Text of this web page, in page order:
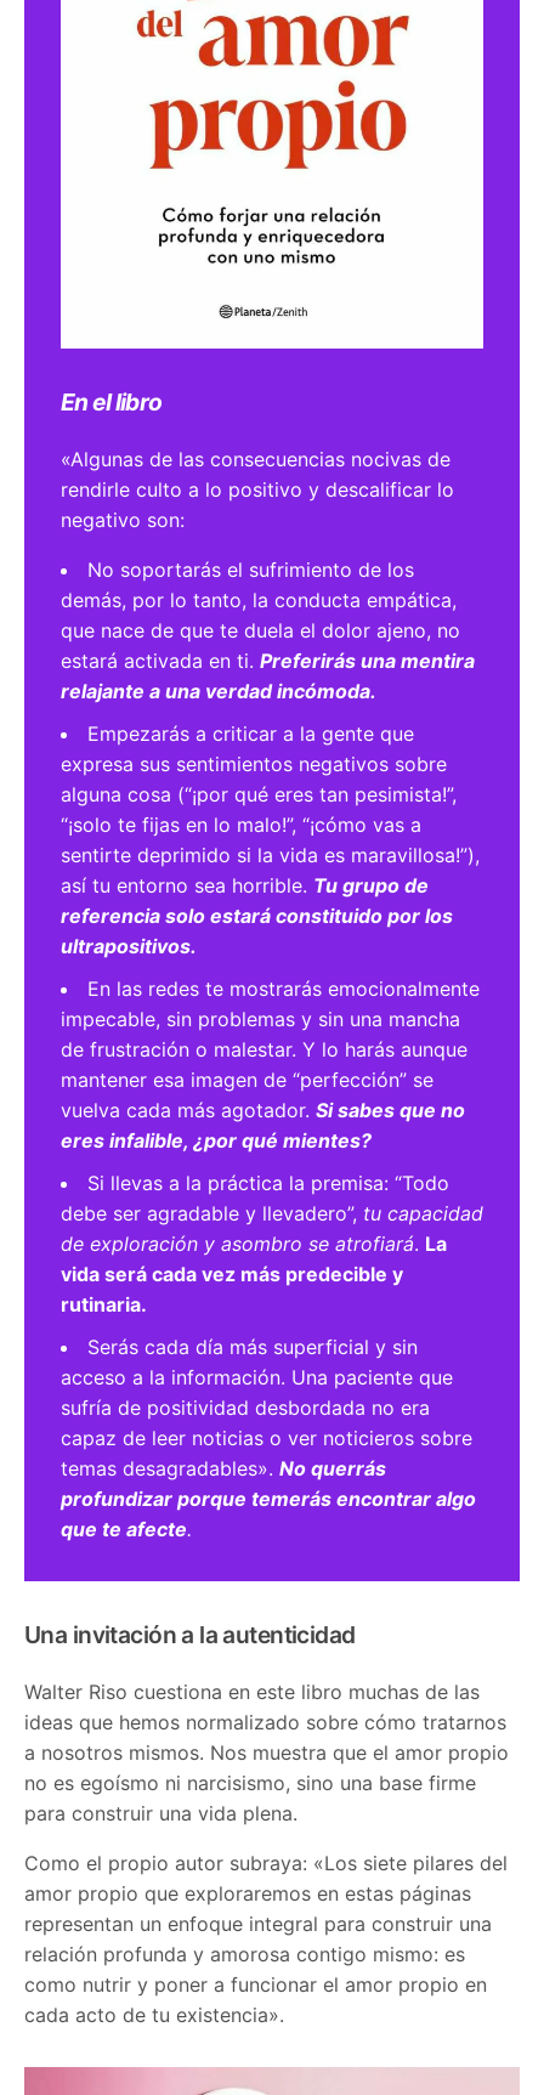
En el libro
«Algunas de las consecuencias nocivas de
rendirle culto a lo positivo y descalificar lo
negativo son:
No soportarás el sufrimiento de los
demás, por lo tanto, la conducta empática,
que nace de que te duela el dolor ajeno, no
estará activada en ti. Preferirás una mentira
relajante a una verdad incómoda.
Empezarás a criticar a la gente que
expresa sus sentimientos negativos sobre
alguna cosa (“¡por qué eres tan pesimista!”,
“¡solo te fijas en lo malo!”, “¡cómo vas a
sentirte deprimido si la vida es maravillosa!”),
así tu entorno sea horrible. Tu grupo de
referencia solo estará constituido por los
ultrapositivos.
En las redes te mostrarás emocionalmente
impecable, sin problemas y sin una mancha
de frustración o malestar. Y lo harás aunque
mantener esa imagen de “perfección” se
vuelva cada más agotador. Si sabes que no
eres infalible, ¿por qué mientes?
Si llevas a la práctica la premisa: “Todo
debe ser agradable y llevadero”, tu capacidad
de exploración y asombro se atrofiará. La
vida será cada vez más predecible y
rutinaria.
Serás cada día más superficial y sin
acceso a la información. Una paciente que
sufría de positividad desbordada no era
capaz de leer noticias o ver noticieros sobre
temas desagradables». No querrás
profundizar porque temerás encontrar algo
que te afecte.
Una invitación a la autenticidad
Walter Riso cuestiona en este libro muchas de las
ideas que hemos normalizado sobre cómo tratarnos
a nosotros mismos. Nos muestra que el amor propio
no es egoísmo ni narcisismo, sino una base firme
para construir una vida plena.
Como el propio autor subraya: «Los siete pilares del
amor propio que exploraremos en estas páginas
representan un enfoque integral para construir una
relación profunda y amorosa contigo mismo: es
como nutrir y poner a funcionar el amor propio en
cada acto de tu existencia».